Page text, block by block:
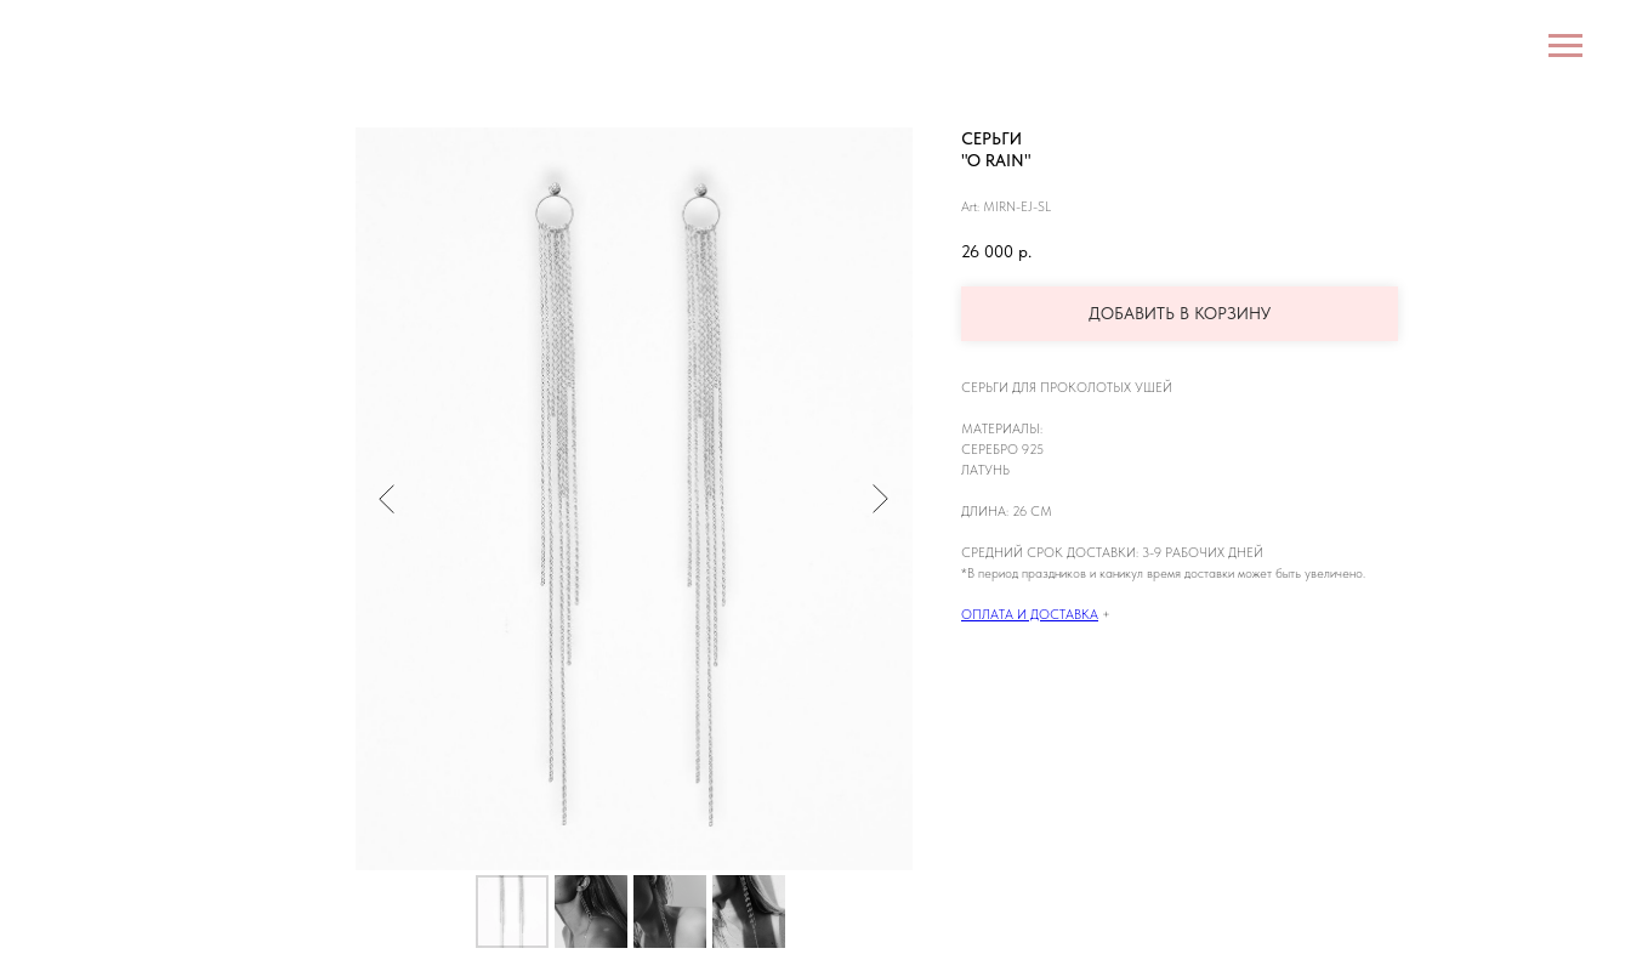
СЕРЬГИ
"O RAIN"
Art: MIRN-EJ-SL
26 000 р.
ДОБАВИТЬ В КОРЗИНУ
СЕРЬГИ ДЛЯ ПРОКОЛОТЫХ УШЕЙ
МАТЕРИАЛЫ:
СЕРЕБРО 925
ЛАТУНЬ
ДЛИНА: 26 СМ
СРЕДНИЙ СРОК ДОСТАВКИ: 3-9 РАБОЧИХ ДНЕЙ
*В период праздников и каникул время доставки может быть увеличено.
ОПЛАТА И ДОСТАВКА +